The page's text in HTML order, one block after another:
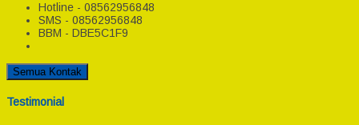
Hotline - 08562956848
SMS - 08562956848
BBM - DBE5C1F9
Semua Kontak
Testimonial